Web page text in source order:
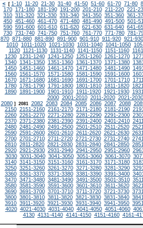
< [ 1-10 11-20 21-30 31-40 41-50 51-60 61-70 71-80
170
171-180 181-190 191-200 201-210 211-220 221-
310 311-320 321-330 331-340 341-350 351-360 361-
450 451-460 461-470 471-480 481-490 491-500 501-
590 591-600 601-610 611-620 621-630 631-640 641-
730 731-740 741-750 751-760 761-770 771-780 781-
870 871-880 881-890 891-900 901-910 911-920 921-930
1010 1011-1020 1021-1030 1031-1040 1041-1050
1120
1121-1130 1131-1140 1141-1150 1151-1160
1230
1231-1240 1241-1250 1251-1260 1261-1270
1340
1341-1350 1351-1360 1361-1370 1371-1380
1450
1451-1460 1461-1470 1471-1480 1481-1490
1560
1561-1570 1571-1580 1581-1590 1591-1600
1670
1671-1680 1681-1690 1691-1700 1701-1710
1780
1781-1790 1791-1800 1801-1810 1811-1820
1890
1891-1900 1901-1910 1911-1920 1921-1930
2000 2001-2010 2011-2020 2021-2030
2080 ] 2081 2082 2083 2084 2085 2086 2087 2088
2150 2151-2160 2161-2170 2171-2180 2181-2190
2260 2261-2270 2271-2280 2281-2290 2291-2300
2370 2371-2380 2381-2390 2391-2400 2401-2410
2480 2481-2490 2491-2500 2501-2510 2511-2520
2590 2591-2600 2601-2610 2611-2620 2621-2630
2700 2701-2710 2711-2720 2721-2730 2731-2740
2810 2811-2820 2821-2830 2831-2840 2841-2850
2920 2921-2930 2931-2940 2941-2950 2951-2960
3030 3031-3040 3041-3050 3051-3060 3061-3070
3140 3141-3150 3151-3160 3161-3170 3171-3180
3250 3251-3260 3261-3270 3271-3280 3281-3290
3360 3361-3370 3371-3380 3381-3390 3391-3400
3470 3471-3480 3481-3490 3491-3500 3501-3510
3580 3581-3590 3591-3600 3601-3610 3611-3620
3690 3691-3700 3701-3710 3711-3720 3721-3730
3800 3801-3810 3811-3820 3821-3830 3831-3840
3910 3911-3920 3921-3930 3931-3940 3941-3950
4020 4021-4030 4031-4040 4041-4050 4051-4060
4130 4131-4140 4141-4150 4151-4160 4161-